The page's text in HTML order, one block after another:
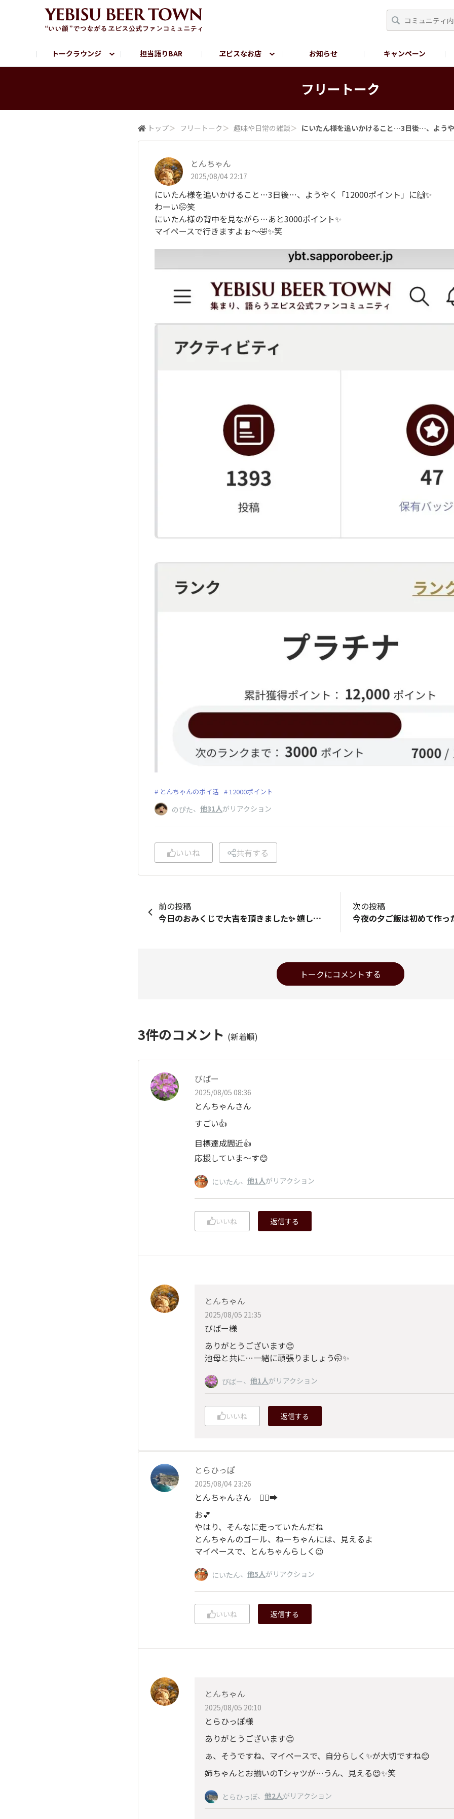
トークラウンジ 担当語りBAR ヱビスなお店 お知らせ キャンペーン
サッポロビール公式Instagram
フリートーク
トップ＞ フリートーク ＞ 趣味や日常の雑談＞ にいたん様を追いかけること…3日後…、よう
とんちゃん
2025/08/04 22:17
にいたん様を追いかけること…3日後…、ようやく「12000ポイント」に🙌✨
わーい🤭笑
にいたん様の背中を見ながら…あと3000ポイント✨
マイペースで行きますよぉ〜🤣✨笑
とんちゃんのポイ活 12000ポイント
のぴた、 他31人がリアクション
いいね 共有する
前の投稿
今日のおみくじで大吉を頂きました✨ 嬉しい事のあった1日です なおなおなおっぴさんが以前『禍福は糾える縄の如し』と教えて頂いた言葉が沁みます
次の投稿
トークにコメントする
3件のコメント (新着順)
びばー
2025/08/05 08:36
とんちゃんさん
すごい👍
目標達成間近👍
応援していま〜す😊
にいたん、 他1人がリアクション
いいね 返信する
とんちゃん
2025/08/05 21:35
びばー様
ありがとうございます😊
池母と共に…一緒に頑張りましょう🤭✨
びばー、 他1人がリアクション
いいね 返信する
とらひっぽ
2025/08/04 23:26
とんちゃんさん 🏃‍♂️‍➡️
お💕
やはり、そんなに走っていたんだね
とんちゃんのゴール、ねーちゃんには、見えるよ
マイペースで、とんちゃんらしく😉
にいたん、 他5人がリアクション
いいね 返信する
とんちゃん
2025/08/05 20:10
とらひっぽ様
ありがとうございます😊
ぁ、そうですね、マイペースで、自分らしく✨が大切ですね😊
姉ちゃんとお揃いのTシャツが…うん、見える😍✨笑
とらひっぽ、 他2人がリアクション